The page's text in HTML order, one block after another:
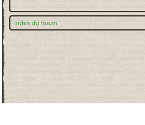
Index du forum